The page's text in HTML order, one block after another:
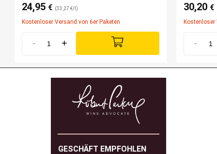
24,95 € (33,27 €/l)
Kostenloser Versand von 6er Paketen
- +
30,20 €
Kostenloser
-
GESCHÄFT EMPFOHLEN